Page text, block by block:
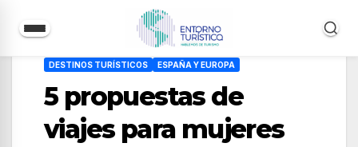
contenido
DESTINOS TURÍSTICOS ESPAÑA Y EUROPA
5 propuestas de
viajes para mujeres